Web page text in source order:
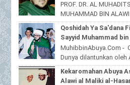
PROF. DR. AL
MUHAMMAD BIN
MuhibbinAbuya.Com -
Muhammad bin Alawi
Qoshidah Ya Sa'dana
Sayyid Muhammad
MuhibbinAbuya.Com -
Dunya dilantunkan oleh
Muhammad Alawi Al
beri...
Kekaromahan Abuya
Alawi al Maliki al-